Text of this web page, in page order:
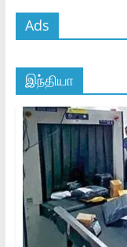
Ads
இந்தியா